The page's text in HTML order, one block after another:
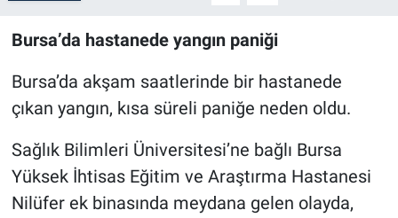
Bursa’da hastanede yangın paniği
Bursa’da akşam saatlerinde bir hastanede
çıkan yangın, kısa süreli paniğe neden oldu.
Sağlık Bilimleri Üniversitesi’ne bağlı Bursa
Yüksek İhtisas Eğitim ve Araştırma Hastanesi
Nilüfer ek binasında meydana gelen olayda,
Magazin
Siyaset
Yaşam
Spor